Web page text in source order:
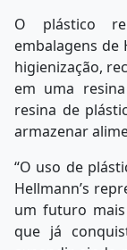
O plástico
embalagens de
higienização,
em uma
resina de
armazenar
“O uso de
Hellmann’s
um futuro
que já